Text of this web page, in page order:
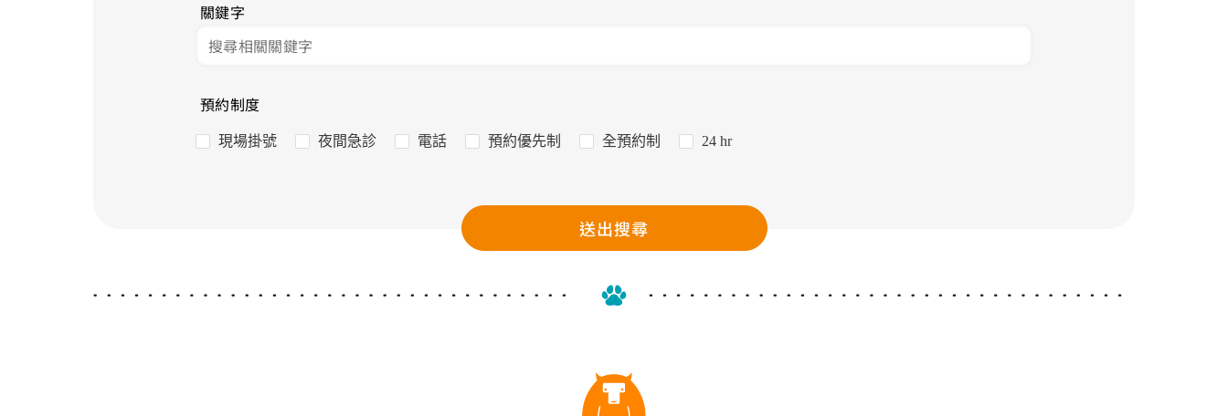
關鍵字
預約制度
現場掛號 夜間急診 電話 預約優先制 全預約制 24 hr
送出搜尋